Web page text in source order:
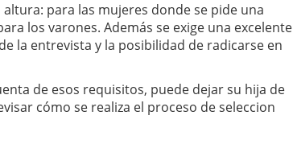
para las mujeres donde se pide una
los varones. Además se exige una excelente
la entrevista y la posibilidad de radicarse en
de esos requisitos, puede dejar su hija de
cómo se realiza el proceso de seleccion